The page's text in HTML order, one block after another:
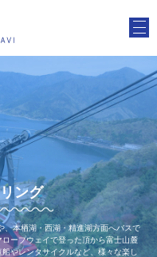
ング
、本栖湖・西湖・精進湖方面へバスで
ープウェイで登った頂から富士山麓
やレンタサイクルなど、様々な楽し